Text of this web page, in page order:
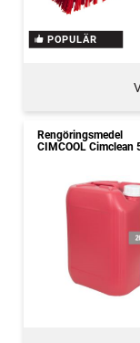
POPULÄR
Rengöringsmedel
CIMCOOL Cimclean